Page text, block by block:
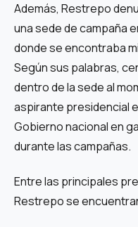
Además, Restrepo
una sede de campaña
donde se encontraba
Según sus palabras,
dentro de la sede al
aspirante presidencial
Gobierno nacional en
durante las campañas.
Entre las principales
Restrepo se